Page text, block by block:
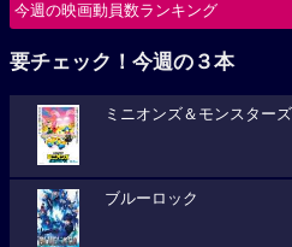
今週の映画動員数ランキング
要チェック！今週の３本
ミニオンズ＆モンスターズ
ブルーロック